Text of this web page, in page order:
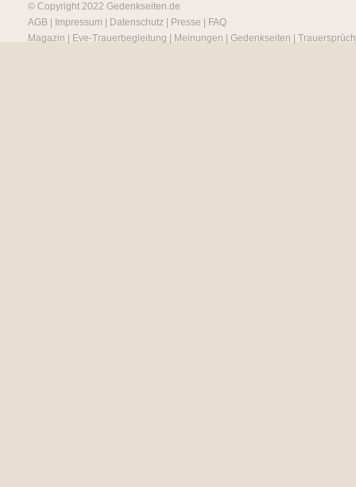
© Copyright 2022 Gedenkseiten.de
AGB
Impressum Datenschutz Presse
FAQ
Magazin
Eve-Trauerbegleitung Meinungen Gedenkseiten